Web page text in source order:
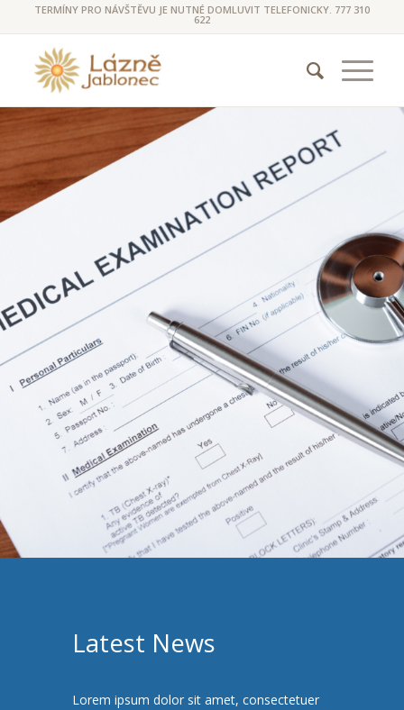
TERMÍNY PRO NÁVŠTĚVU JE NUTNÉ DOMLUVIT TELEFONICKY. 777 310
622
Latest News
Lorem ipsum dolor sit amet, consectetuer